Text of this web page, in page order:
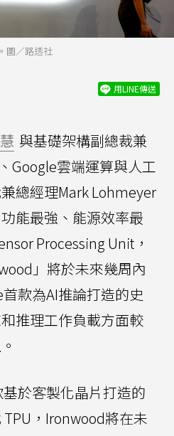
圖／路透社
用LINE傳送
與基礎架構副總裁兼
Google雲端運算與人工
總經理Mark Lohmeyer
能最強、能源效率最
ensor Processing Unit，
」將於未來幾周內
款為AI推論打造的史
推理工作負載方面較
於客製化晶片打造的
，Ironwood將在未